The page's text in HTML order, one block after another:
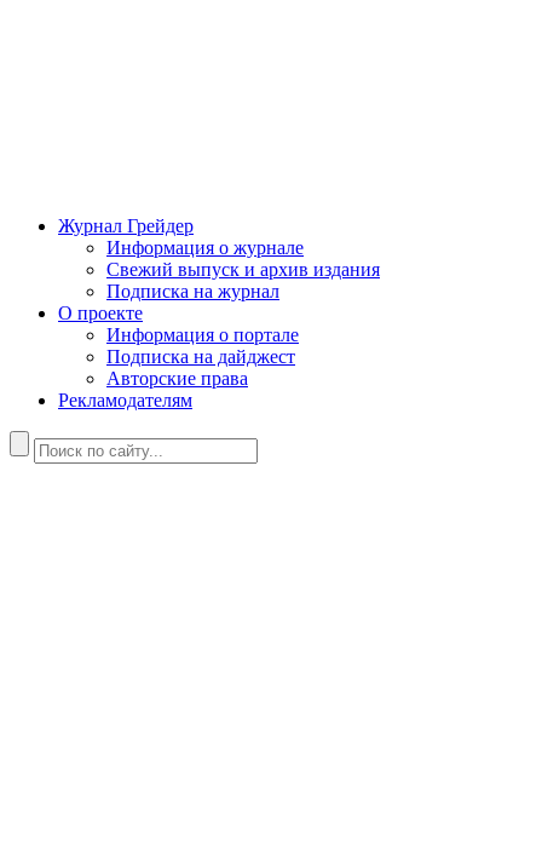
Журнал Грейдер
Информация о журнале
Свежий выпуск и архив издания
Подписка на журнал
О проекте
Информация о портале
Подписка на дайджест
Авторские права
Рекламодателям